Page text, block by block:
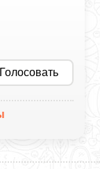
Голосовать